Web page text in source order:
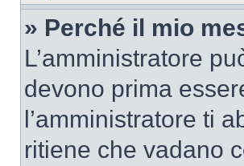
» Perché il mio
L’amministratore
devono prima
l’amministratore ti
ritiene che vadano